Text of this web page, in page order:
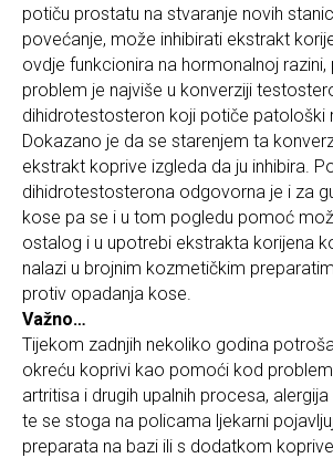
potiču prostatu na stvaranje novih
povećanje, može inhibirati ekstrakt
ovdje funkcionira na hormonalnoj
problem je najviše u konverziji
dihidrotestosteron koji potiče patološki
Dokazano je da se starenjem ta
ekstrakt koprive izgleda da ju inhibira.
dihidrotestosterona odgovorna je i za
kose pa se i u tom pogledu pomoć
ostalog i u upotrebi ekstrakta korijena
nalazi u brojnim kozmetičkim
protiv opadanja kose.
Važno…
Tijekom zadnjih nekoliko godina
okreću koprivi kao pomoći kod
artritisa i drugih upalnih procesa,
te se stoga na policama ljekarni
preparata na bazi ili s dodatkom